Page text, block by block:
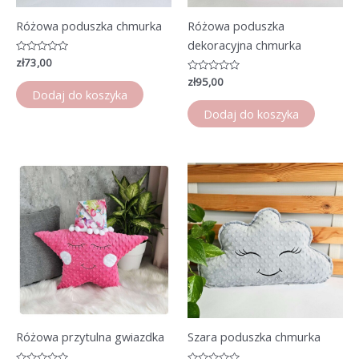
Różowa poduszka chmurka
Oceniono
na
5
zł73,00
Dodaj do koszyka
Różowa poduszka
dekoracyjna chmurka
Oceniono
na
5
zł95,00
Dodaj do koszyka
Różowa przytulna gwiazdka Szara poduszka chmurka